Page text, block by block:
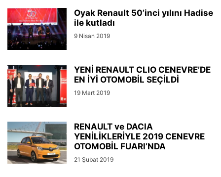
Oyak Renault 50’inci yılını Hadise
ile kutladı
9 Nisan 2019
YENİ RENAULT CLIO CENEVRE’DE
EN İYİ OTOMOBİL SEÇİLDİ
19 Mart 2019
RENAULT ve DACIA
YENİLİKLERİYLE 2019 CENEVRE
OTOMOBİL FUARI’NDA
21 Şubat 2019